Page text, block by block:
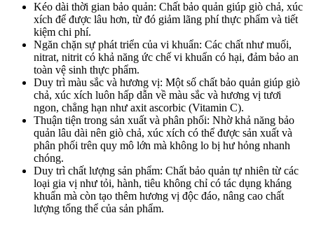
Kéo dài thời gian bảo quản: Chất bảo quản giúp giò chả, xúc
xích để được lâu hơn, từ đó giảm lãng phí thực phẩm và tiết
kiệm chi phí.
Ngăn chặn sự phát triển của vi khuẩn: Các chất như muối,
nitrat, nitrit có khả năng ức chế vi khuẩn có hại, đảm bảo an
toàn vệ sinh thực phẩm.
Duy trì màu sắc và hương vị: Một số chất bảo quản giúp giò
chả, xúc xích luôn hấp dẫn về màu sắc và hương vị tươi
ngon, chẳng hạn như axit ascorbic (Vitamin C).
Thuận tiện trong sản xuất và phân phối: Nhờ khả năng bảo
quản lâu dài nên giò chả, xúc xích có thể được sản xuất và
phân phối trên quy mô lớn mà không lo bị hư hỏng nhanh
chóng.
Duy trì chất lượng sản phẩm: Chất bảo quản tự nhiên từ các
loại gia vị như tỏi, hành, tiêu không chỉ có tác dụng kháng
khuẩn mà còn tạo thêm hương vị độc đáo, nâng cao chất
lượng tổng thể của sản phẩm.